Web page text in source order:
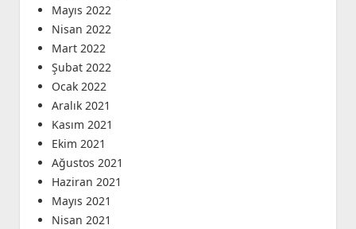
Mayıs 2022
Nisan 2022
Mart 2022
Şubat 2022
Ocak 2022
Aralık 2021
Kasım 2021
Ekim 2021
Ağustos 2021
Haziran 2021
Mayıs 2021
Nisan 2021